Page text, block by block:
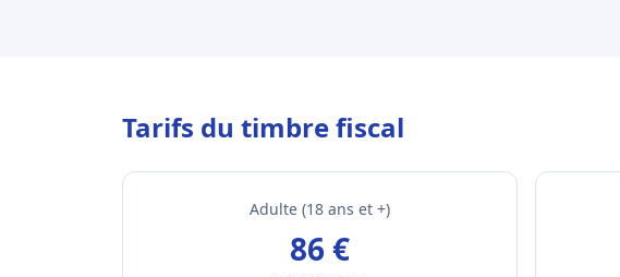
Tarifs du timbre fiscal
Adulte (18 ans et +)
86 €